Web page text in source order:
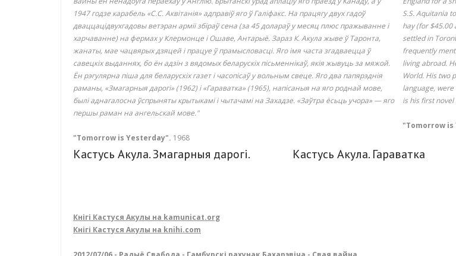
1947 годзе карабель «С.С. Аквітанія» адправіў яго ў Галіфакс. На працягу двух гадоў
дваццацідвухгадовы ветэран арміі збіраў сена (за 45 долараў у месяц плюс пражыванне і
харчаванне) на фермах у Клермонце і Ошаве, Антарыё. Зараз К. Акула жыве ў Таронта,
жанаты, мае чацвярых дзяцей і працуе ў прамысловасці. Яго імя часта згадваецца ў
савецкіх выданнях, бо ён адзін з вядомых беларускіх пісьменнікаў, якія жывуць за мяжой.
Ён рэгулярна піша для беларускіх газет і часопісаў у вольным свеце. Яго два папярэднія
раманы, «Змагарныя дарогі» (1962) і «Гараватка» (1965), напісаныя на яго роднай мове,
былі аднагалосна ўспрыняты крытыкамі і чытачамі на Захадзе. «Заўтра ёсьць учора» — яго
першы раман на ангельскай мове."
"Tomorrow is Yesterday". 1968
S.S. Aquitania
hay (for $45.00
settled in
frequently
living abroad.
World. His two
language,
is his first novel
"Tomorrow
Кастусь Акула. Змагарныя дарогі. Кастусь Акула. Гараватка
Кнігі Кастуся Акулы на kamunicat.org
Кнігі Кастуся Акулы на knihi.com